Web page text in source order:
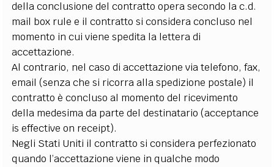
della conclusione del contratto opera secondo la c.d.
mail box rule e il contratto si considera concluso nel
momento in cui viene spedita la lettera di
accettazione.
Al contrario, nel caso di accettazione via telefono, fax,
email (senza che si ricorra alla spedizione postale) il
contratto è concluso al momento del ricevimento
della medesima da parte del destinatario (acceptance
is effective on receipt).
Negli Stati Uniti il contratto si considera perfezionato
quando l’accettazione viene in qualche modo